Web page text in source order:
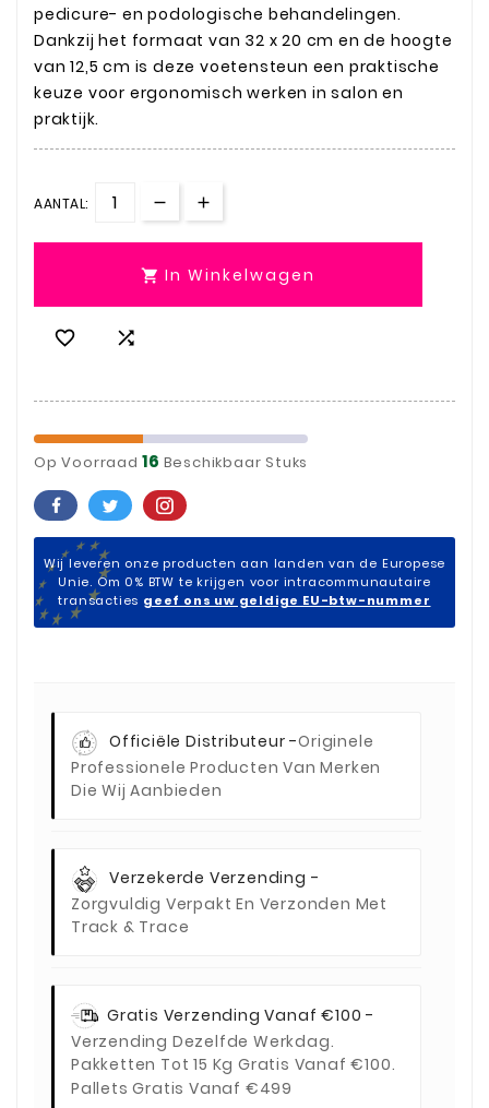
pedicure- en podologische behandelingen.
Dankzij het formaat van 32 x 20 cm en de hoogte
van 12,5 cm is deze voetensteun een praktische
keuze voor ergonomisch werken in salon en
praktijk.
AANTAL:
 In Winkelwagen
 
Op Voorraad 16 Beschikbaar Stuks
Wij leveren onze producten aan landen van de Europese
Unie. Om 0% BTW te krijgen voor intracommunautaire
transacties geef ons uw geldige EU-btw-nummer
Officiële Distributeur -Originele
Professionele Producten Van Merken
Die Wij Aanbieden
Verzekerde Verzending -
Zorgvuldig Verpakt En Verzonden Met
Track & Trace
Gratis Verzending Vanaf €100 -
Verzending Dezelfde Werkdag.
Pakketten Tot 15 Kg Gratis Vanaf €100.
Pallets Gratis Vanaf €499